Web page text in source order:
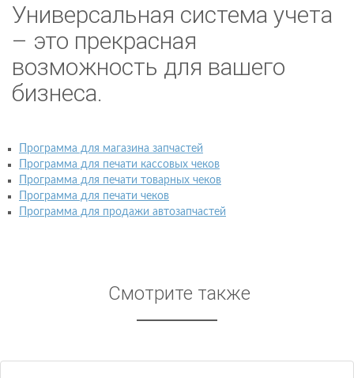
Универсальная система учета
– это прекрасная
возможность для вашего
бизнеса.
Программа для магазина запчастей
Программа для печати кассовых чеков
Программа для печати товарных чеков
Программа для печати чеков
Программа для продажи автозапчастей
Смотрите также